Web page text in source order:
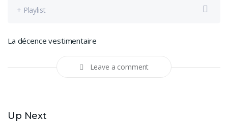
+ Playlist
La décence vestimentaire
Leave a comment
Up Next